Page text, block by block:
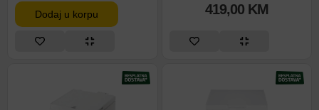
Dodaj u korpu 419,00 KM